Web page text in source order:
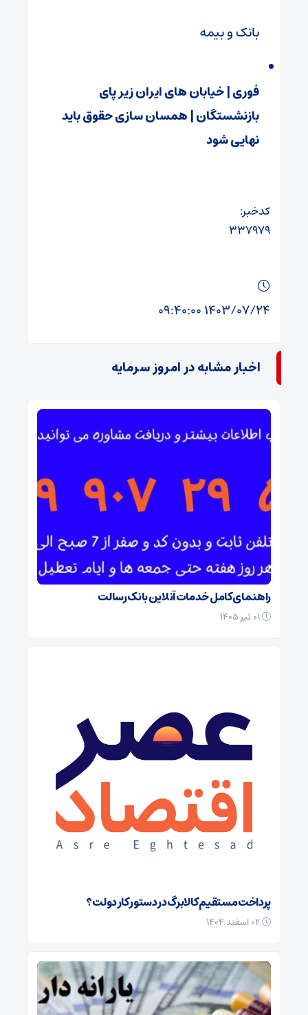
بانک و بیمه
فوری | خیابان های ایران زیر پای
بازنشستگان | همسان سازی حقوق باید
نهایی شود
کدخبر:
۳۳۷۹۷۹
۱۴۰۳/۰۷/۲۴ ۰۹:۴۰:۰۰
اخبار مشابه در امروز سرمایه
راهنمای کامل خدمات آنلاین بانک رسالت
پرداخت مستقیم کالابرگ در دستور کار دولت؟